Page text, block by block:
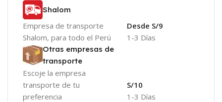
Shalom
Empresa de transporte
Shalom, para todo el Perú
1-3 Días
Desde S/9
Otras empresas de
transporte
Escoje la empresa
transporte de tu
preferencia
1-3 Días
S/10